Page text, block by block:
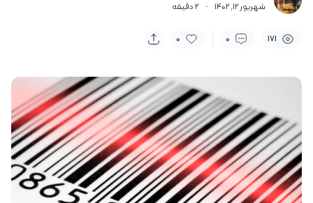
شهریور 12, 1402 ·
2دقیقه
171
0
0